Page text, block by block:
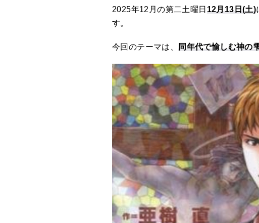
2025年12月の第二土曜日 12月13日(土)
す。
今回のテーマは、同年代で愉しむ神の